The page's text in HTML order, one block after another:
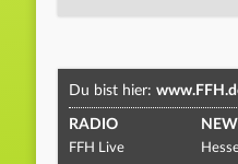
Du bist hier:
RADIO
FFH Live